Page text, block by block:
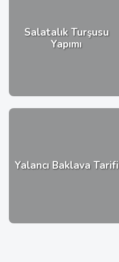
Salatalık Turşusu
Yapımı
Yalancı Baklava Tarifi